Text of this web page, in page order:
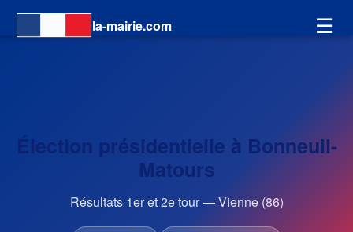
la-mairie.com ☰
Élection présidentielle à Bonneuil-
Matours
Résultats 1er et 2e tour — Vienne (86)